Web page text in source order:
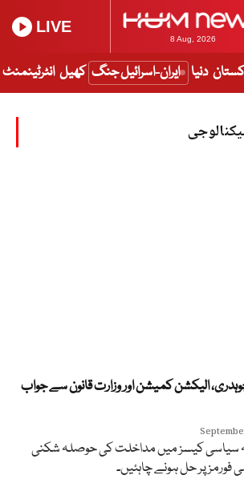
8 Aug, 2026
LIVE
دنیا ایران-اسرائیل جنگ کھیل انٹرٹینمنٹ
الیکشن کمیشن اور وزارت قانون سے جواب
کیسز میں مداخلت کی حوصلہ شکنی
پر حل ہونے چاہئیں۔